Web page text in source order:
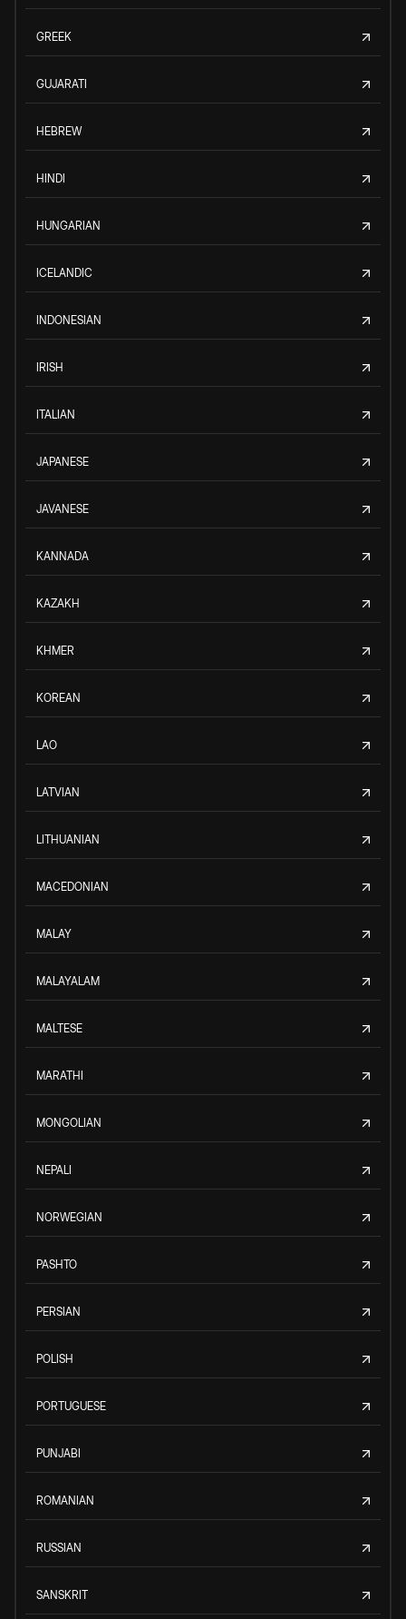
GREEK
GUJARATI
HEBREW
HINDI
HUNGARIAN
ICELANDIC
INDONESIAN
IRISH
ITALIAN
JAPANESE
JAVANESE
KANNADA
KAZAKH
KHMER
KOREAN
LAO
LATVIAN
LITHUANIAN
MACEDONIAN
MALAY
MALAYALAM
MALTESE
MARATHI
MONGOLIAN
NEPALI
NORWEGIAN
PASHTO
PERSIAN
POLISH
PORTUGUESE
PUNJABI
ROMANIAN
RUSSIAN
SANSKRIT